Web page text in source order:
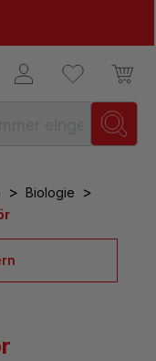
> Biologie >